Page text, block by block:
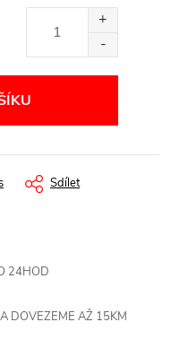
Sdílet
24HOD
DOVEZEME AŽ 15KM